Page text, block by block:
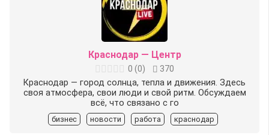
Краснодар — Центр
0 (0)
370
Краснодар — город солнца, тепла и движения. Здесь
своя атмосфера, свои люди и свой ритм. Обсуждаем
всё, что связано с го
бизнес новости работа краснодар